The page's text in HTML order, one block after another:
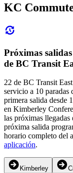
KC
Próximas
de BC Transit
22 de BC Transit
servicio a 10 paradas
primera salida desde
en Kimberley
las próximas llegadas
próxima salida
horario completo del
aplicación.
Kimberley